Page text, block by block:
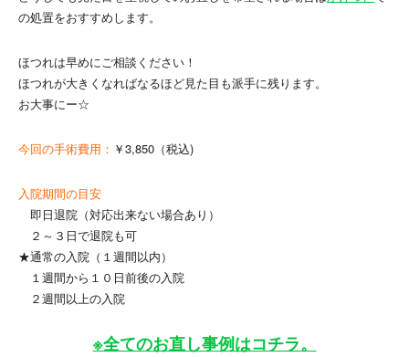
の処置をおすすめします。
ほつれは早めにご相談ください！
ほつれが大きくなればなるほど見た目も派手に残ります。
お大事にー☆
今回の手術費用： ￥3,850（税込)
入院期間の目安
即日退院（対応出来ない場合あり）
２～３日で退院も可
★通常の入院（１週間以内）
１週間から１０日前後の入院
２週間以上の入院
※全てのお直し事例はコチラ。